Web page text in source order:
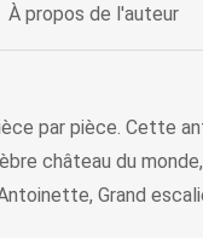
À propos de l'auteur
par pièce. Cette
château du
Grand